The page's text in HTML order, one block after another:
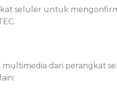
seluler untuk
dari perangkat